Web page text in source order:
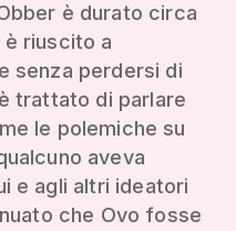
è durato circa
è riuscito a
senza perdersi di
trattato di parlare
le polemiche su
aveva
e agli altri ideatori
che Ovo fosse